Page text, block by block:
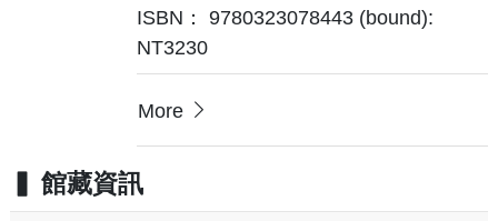
ISBN： 9780323078443 (bound):
NT3230
More
館藏資訊